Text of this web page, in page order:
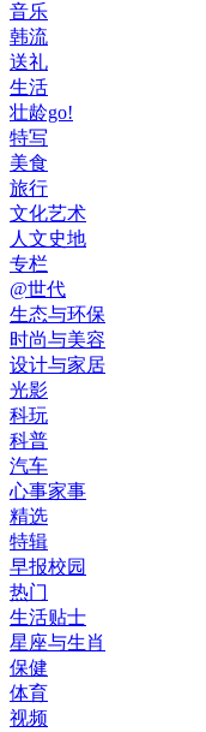
音乐
韩流
送礼
生活
壮龄go!
特写
美食
旅行
文化艺术
人文史地
专栏
@世代
生态与环保
时尚与美容
设计与家居
光影
科玩
科普
汽车
心事家事
精选
特辑
早报校园
热门
生活贴士
星座与生肖
保健
体育
视频